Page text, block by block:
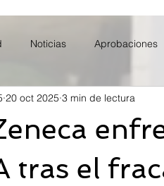
Noticias Aprobaciones
tras el
20 oct 2025 3 min de lectura